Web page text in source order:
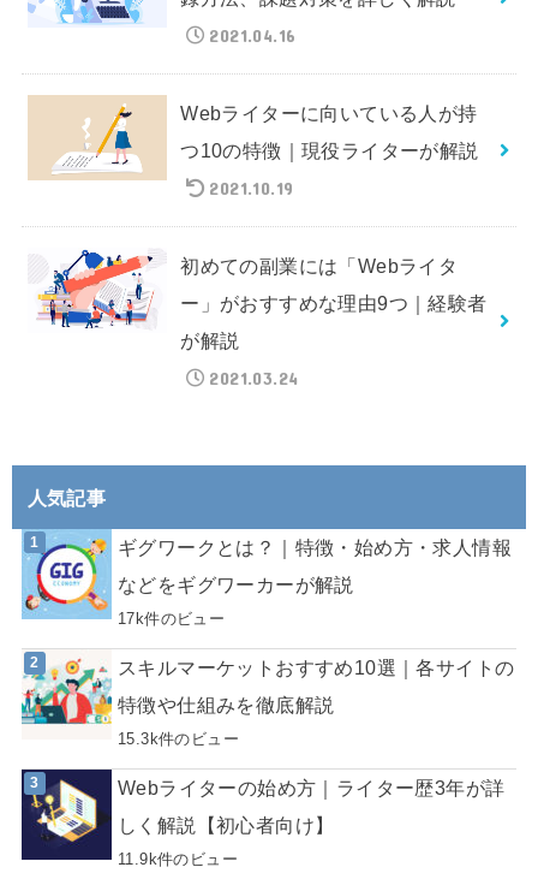
2021.04.16
Webライターに向いている人が持
つ10の特徴｜現役ライターが解説
2021.10.19
初めての副業には「Webライタ
ー」がおすすめな理由9つ｜経験者
が解説
2021.03.24
人気記事
ギグワークとは？｜特徴・始め方・求人情報
などをギグワーカーが解説
17k件のビュー
スキルマーケットおすすめ10選｜各サイトの
特徴や仕組みを徹底解説
15.3k件のビュー
Webライターの始め方｜ライター歴3年が詳
しく解説【初心者向け】
11.9k件のビュー